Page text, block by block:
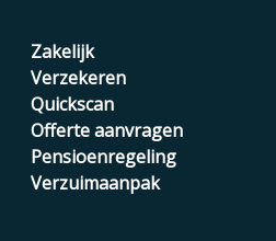
Zakelijk
Verzekeren
Quickscan
Offerte aanvragen
Pensioenregeling
Verzuimaanpak